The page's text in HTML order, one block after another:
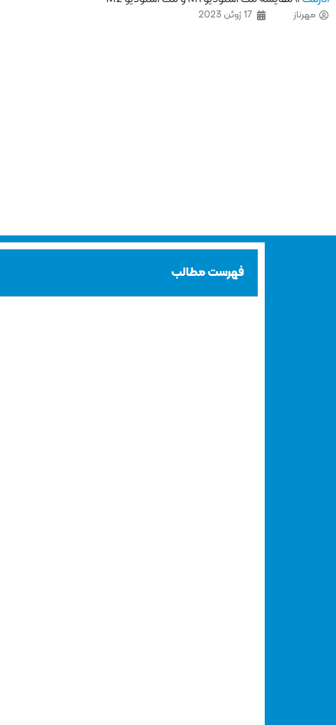
مهرناز 17 ژوئن 2023
فهرست مطالب